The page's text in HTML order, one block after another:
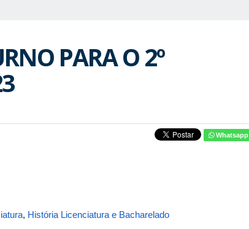
PARA O 2º
Whatsapp
, História Licenciatura e Bacharelado